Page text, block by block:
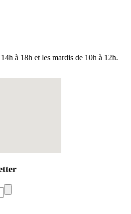
à 18h et les mardis de 10h à 12h.